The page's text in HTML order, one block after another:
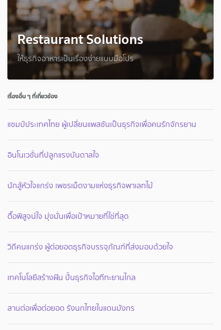
Restaurant Solutions
ให้ธุรกิจอาหารเป็นเรื่องง่ายแบบมือโปร
เรื่องอื่น ๆ ที่เกี่ยวข้อง
แชมป์ประเทศไทย ผู้เปลี่ยนแพสชันเป็นธุรกิจเพื่อคนรักจักรยาน
อินโนเวชั่นที่ปลูกแรงบันดาลใจ
นักสู้หัวใจแกร่ง เพชรเม็ดงามแห่งธุรกิจพาเลทไม้
ตื๊อพิสูจน์ใจ มุ่งมั่นเพื่อเป้าหมายที่ใช่ที่สุด
วิถีคนแกร่ง ผู้ต่อยอดธุรกิจบรรจุภัณฑ์ที่ส่งมอบด้วยใจ
เทคโนโลยีสร้างฝัน ปั้นธุรกิจไอทีทะยานไกล
สานต่อเพื่อต่อยอด รังนกไทยในแดนมังกร